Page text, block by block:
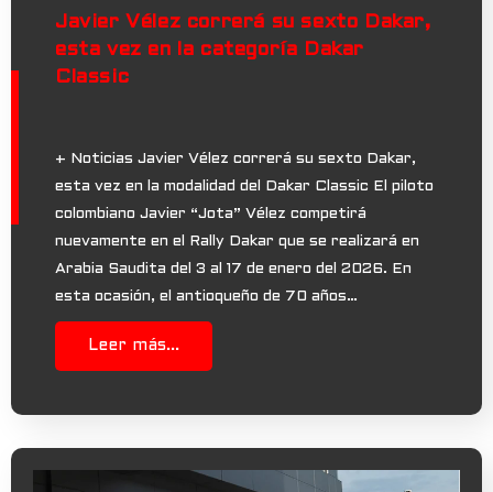
Javier Vélez correrá su sexto Dakar,
esta vez en la categoría Dakar
Classic
+ Noticias Javier Vélez correrá su sexto Dakar,
esta vez en la modalidad del Dakar Classic El piloto
colombiano Javier “Jota” Vélez competirá
nuevamente en el Rally Dakar que se realizará en
Arabia Saudita del 3 al 17 de enero del 2026. En
esta ocasión, el antioqueño de 70 años…
Leer más...